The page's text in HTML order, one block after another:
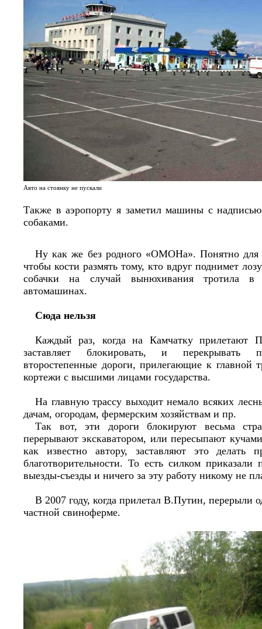
Авто на стоянку не пускали
Также в аэропорту я заметил машины с
собаками.
Ну как же без родного «ОМОНа». Понятно
чтобы кости размять тому, кто вдруг поднимет
собачки на случай вынюхивания тротила в
автомашинах.
Сюда нельзя
Каждый раз, когда на Камчатку
заставляет блокировать, и перекрывать
второстепенные дороги, прилегающие к главной
кортежи с высшими лицами государства.
На главную трассу выходит немало всяких
дачам, огородам, фермерским хозяйствам и пр.
Так вот, эти дороги блокируют весьма
перерывают экскаватором, или пересыпают
как известно автору, заставляют это делать
благотворительности. То есть силком приказали
выезды-съезды и ничего за эту работу никому не
В 2007 году, когда прилетал В.Путин, перерыли
частной свиноферме.